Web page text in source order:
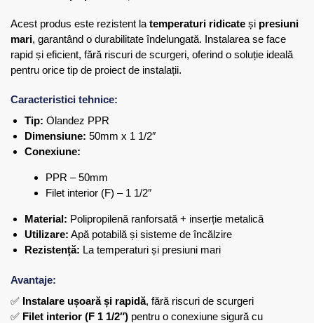
Acest produs este rezistent la temperaturi ridicate și presiuni
mari, garantând o durabilitate îndelungată. Instalarea se face
rapid și eficient, fără riscuri de scurgeri, oferind o soluție ideală
pentru orice tip de proiect de instalații.
Caracteristici tehnice:
Tip: Olandez PPR
Dimensiune: 50mm x 1 1/2″
Conexiune:
PPR – 50mm
Filet interior (F) – 1 1/2″
Material: Polipropilenă ranforsată + inserție metalică
Utilizare: Apă potabilă și sisteme de încălzire
Rezistență: La temperaturi și presiuni mari
Avantaje:
✅ Instalare ușoară și rapidă, fără riscuri de scurgeri
✅ Filet interior (F 1 1/2″) pentru o conexiune sigură cu